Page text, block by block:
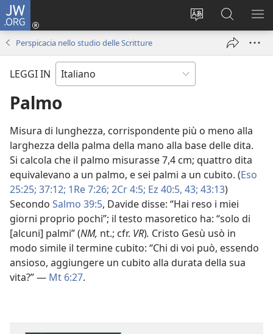
JW.ORG
Modificare
Accedi
(apre
finestra)
Cerca
in
JW.ORG
Perspicacia nello studio delle Scritture
LEGGI IN
Palmo
Misura di lunghezza, corrispondente più o meno alla
larghezza della palma della mano alla base delle dita.
Si calcola che il palmo misurasse 7,4 cm; quattro dita
equivalevano a un palmo, e sei palmi a un cubito. (Eso
25:25; 37:12; 1Re 7:26; 2Cr 4:5; Ez 40:5, 43; 43:13)
Secondo Salmo 39:5, Davide disse: “Hai reso i miei
giorni proprio pochi”; il testo masoretico ha: “solo di
[alcuni] palmi” (NM, nt.; cfr. VR). Cristo Gesù usò in
modo simile il termine cubito: “Chi di voi può, essendo
ansioso, aggiungere un cubito alla durata della sua
vita?” — Mt 6:27.